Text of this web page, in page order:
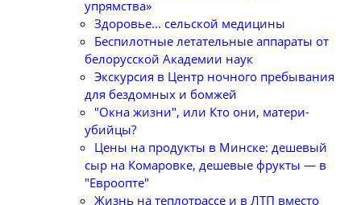
упрямства»
Здоровье... сельской медицины
Беспилотные летательные аппараты от
белорусской Академии наук
Экскурсия в Центр ночного пребывания
для бездомных и бомжей
"Окна жизни", или Кто они, матери-
убийцы?
Цены на продукты в Минске: дешевый
сыр на Комаровке, дешевые фрукты — в
"Евроопте"
Жизнь на теплотрассе и в ЛТП вместо